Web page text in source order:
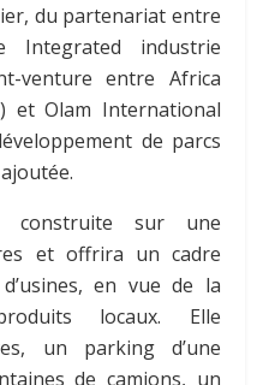
du partenariat entre
Integrated industrie
venture entre Africa
et Olam International
de parcs
construite sur une
et offrira un cadre
en vue de la
locaux. Elle
un parking d’une
de camions, un